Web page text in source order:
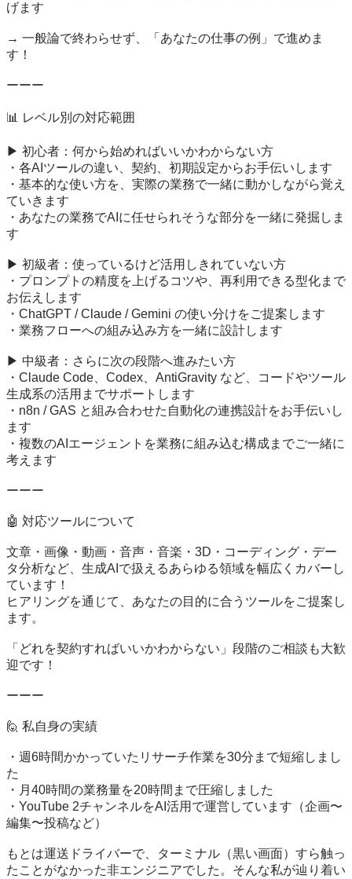
げます
→ 一般論で終わらせず、「あなたの仕事の例」で進めま
す！
ーーー
📊 レベル別の対応範囲
▶ 初心者：何から始めればいいかわからない方
・各AIツールの違い、契約、初期設定からお手伝いします
・基本的な使い方を、実際の業務で一緒に動かしながら覚え
ていきます
・あなたの業務でAIに任せられそうな部分を一緒に発掘しま
す
▶ 初級者：使っているけど活用しきれていない方
・プロンプトの精度を上げるコツや、再利用できる型化まで
お伝えします
・ChatGPT / Claude / Gemini の使い分けをご提案します
・業務フローへの組み込み方を一緒に設計します
▶ 中級者：さらに次の段階へ進みたい方
・Claude Code、Codex、AntiGravity など、コードやツール
生成系の活用までサポートします
・n8n / GAS と組み合わせた自動化の連携設計をお手伝いし
ます
・複数のAIエージェントを業務に組み込む構成までご一緒に
考えます
ーーー
🤖 対応ツールについて
文章・画像・動画・音声・音楽・3D・コーディング・デー
タ分析など、生成AIで扱えるあらゆる領域を幅広くカバーし
ています！
ヒアリングを通じて、あなたの目的に合うツールをご提案し
ます。
「どれを契約すればいいかわからない」段階のご相談も大歓
迎です！
ーーー
🙋 私自身の実績
・週6時間かかっていたリサーチ作業を30分まで短縮しまし
た
・月40時間の業務量を20時間まで圧縮しました
・YouTube 2チャンネルをAI活用で運営しています（企画〜
編集〜投稿など）
もとは運送ドライバーで、ターミナル（黒い画面）すら触っ
たことがなかった非エンジニアでした。そんな私が辿り着い